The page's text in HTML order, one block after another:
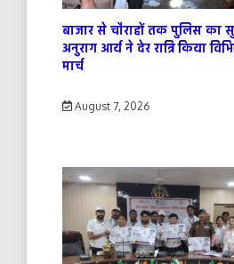
बाजार से चौराहों तक पुलिस का
अनुराग आर्य ने देर रात्रि किया
मार्च
August 7, 2026